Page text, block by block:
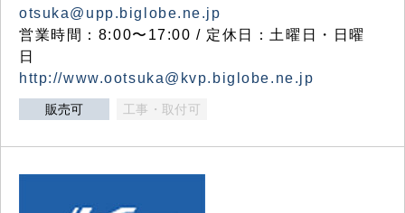
otsuka@upp.biglobe.ne.jp
営業時間：8:00〜17:00 / 定休日：土曜日・日曜
日
http://www.ootsuka@kvp.biglobe.ne.jp
販売可 工事・取付可